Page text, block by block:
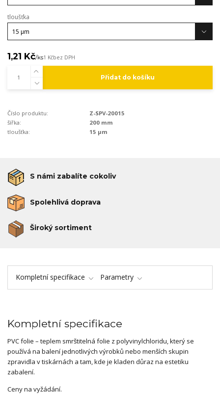
tloušťka
1,21 Kč/ks1 Kčbez DPH
Přidat do košíku
Číslo produktu:
Z-SPV-20015
šířka:
200 mm
tloušťka:
15 µm
S námi zabalíte cokoliv
Spolehlivá doprava
Široký sortiment
Kompletní specifikace Parametry
Kompletní specifikace
PVC folie – teplem smrštitelná folie z polyvinylchloridu, který se
používá na balení jednotlivých výrobků nebo menších skupin
zpravidla v tiskárnách a tam, kde je kladen důraz na estetiku
zabalení.
Ceny na vyžádání.